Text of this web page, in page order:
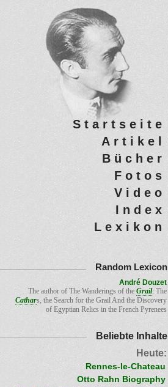
Startseite
Artikel
Bücher
Fotos
Video
Index
Lexikon
Random Lexicon
André Douzet
The author of The Wanderings of the Grail: The
Cathars, the Search for the Grail And the Discovery
of Egyptian Relics in the French Pyrenees
Beliebte Inhalte
Heute:
Rennes-le-Chateau
Otto Rahn Biography